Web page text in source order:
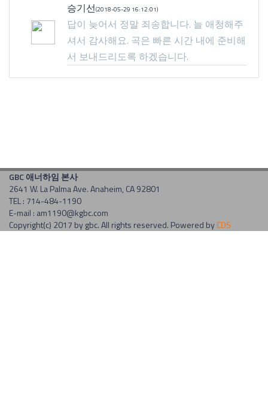
승기선(2018-05-29 16:12:01)
답이 늦어서 정말 죄송합니다. 늘 애청해주
셔서 감사해요. 곡은 빠른 시간 내에 준비해
서 보내드리도록 하겠습니다.
GBC 애너하임 본사
2641 W. La Palma Ave. Anaheim, CA 92801
TEL : 714-484-1190
E-mail : am1190@kgbc.com
Copyright(c) 2017 by gbc. All rights reserved. Powered byCDS